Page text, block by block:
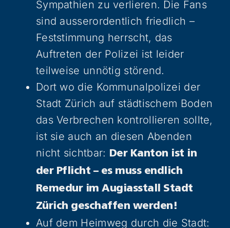
Sympathien zu verlieren. Die Fans
sind ausserordentlich friedlich –
Feststimmung herrscht, das
Auftreten der Polizei ist leider
teilweise unnötig störend.
Dort wo die Kommunalpolizei der
Stadt Zürich auf städtischem Boden
das Verbrechen kontrollieren sollte,
ist sie auch an diesen Abenden
nicht sichtbar: Der Kanton ist in
der Pflicht – es muss endlich
Remedur im Augiasstall Stadt
Zürich geschaffen werden!
Auf dem Heimweg durch die Stadt: